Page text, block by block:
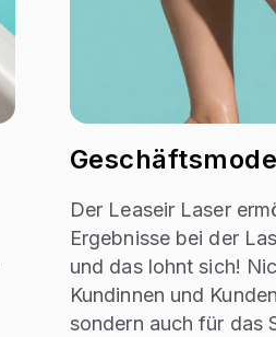
Der Leaseir Laser
Ergebnisse bei der
und das lohnt sich!
Kundinnen und
sondern auch für das